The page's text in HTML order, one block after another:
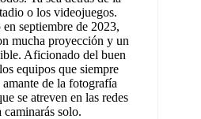
o los videojuegos.
septiembre de 2023,
mucha proyección y un
Aficionado del buen
equipos que siempre
de la fotografía
se atreven en las redes
caminarás solo.